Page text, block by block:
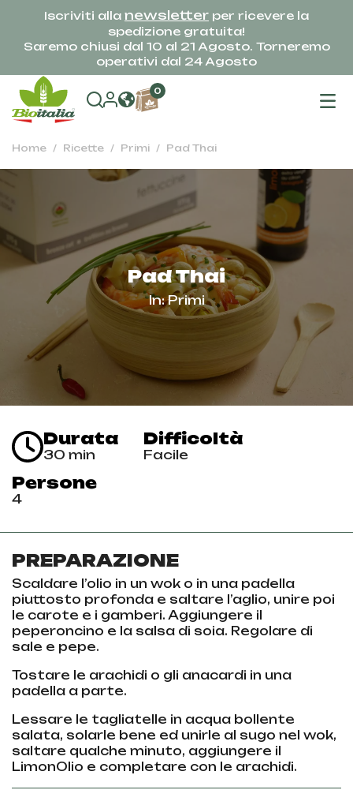
Iscriviti alla newsletter per ricevere la
spedizione gratuita!
Saremo chiusi dal 10 al 21 Agosto. Torneremo
operativi dal 24 Agosto
0
Home Ricette Primi Pad Thai
Pad Thai
In:Primi
Durata
30 min
Difficoltà
Facile
Persone
4
PREPARAZIONE
Scaldare l’olio in un wok o in una padella
piuttosto profonda e saltare l’aglio, unire poi
le carote e i gamberi. Aggiungere il
peperoncino e la salsa di soia. Regolare di
sale e pepe.
Tostare le arachidi o gli anacardi in una
padella a parte.
Lessare le tagliatelle in acqua bollente
salata, solarle bene ed unirle al sugo nel wok,
saltare qualche minuto, aggiungere il
LimonOlio e completare con le arachidi.